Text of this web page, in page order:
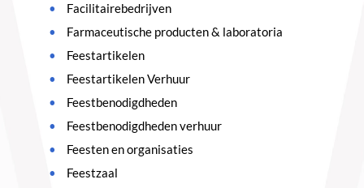
Facilitairebedrijven
Farmaceutische producten & laboratoria
Feestartikelen
Feestartikelen Verhuur
Feestbenodigdheden
Feestbenodigdheden verhuur
Feesten en organisaties
Feestzaal